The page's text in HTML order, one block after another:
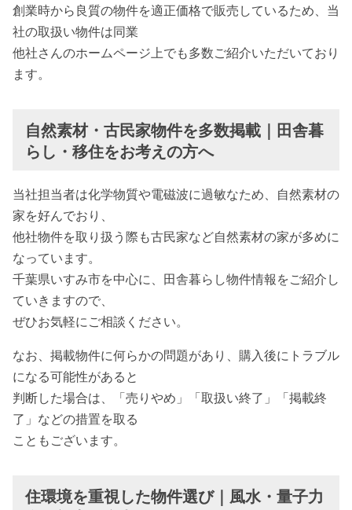
創業時から良質の物件を適正価格で販売しているため、当
社の取扱い物件は同業
他社さんのホームページ上でも多数ご紹介いただいており
ます。
自然素材・古民家物件を多数掲載｜田舎暮
らし・移住をお考えの方へ
当社担当者は化学物質や電磁波に過敏なため、自然素材の
家を好んでおり、
他社物件を取り扱う際も古民家など自然素材の家が多めに
なっています。
千葉県いすみ市を中心に、田舎暮らし物件情報をご紹介し
ていきますので、
ぜひお気軽にご相談ください。
なお、掲載物件に何らかの問題があり、購入後にトラブル
になる可能性があると
判断した場合は、「売りやめ」「取扱い終了」「掲載終
了」などの措置を取る
こともございます。
住環境を重視した物件選び｜風水・量子力